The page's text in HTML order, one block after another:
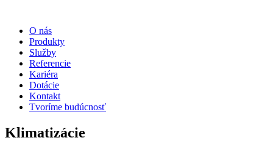
O nás
Produkty
Služby
Referencie
Kariéra
Dotácie
Kontakt
Tvoríme budúcnosť
Klimatizácie